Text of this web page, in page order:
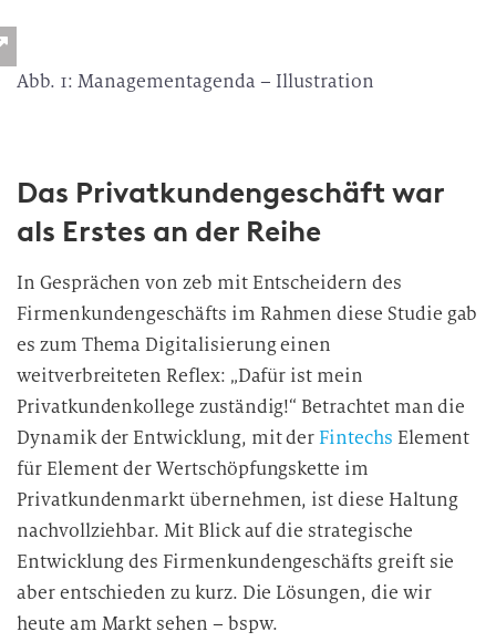
Abb. 1: Managementagenda – Illustration
Das Privatkundengeschäft war
als Erstes an der Reihe
In Gesprächen von zeb mit Entscheidern des
Firmenkundengeschäfts im Rahmen diese Studie gab
es zum Thema Digitalisierung einen
weitverbreiteten Reflex: „Dafür ist mein
Privatkundenkollege zuständig!“ Betrachtet man die
Dynamik der Entwicklung, mit derFintechs Element
für Element der Wertschöpfungskette im
Privatkundenmarkt übernehmen, ist diese Haltung
nachvollziehbar. Mit Blick auf die strategische
Entwicklung des Firmenkundengeschäfts greift sie
aber entschieden zu kurz. Die Lösungen, die wir
heute am Markt sehen – bspw.